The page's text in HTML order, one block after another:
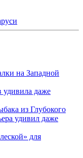
на Западной
удивила даже
из Глубокого
удивил даже
для